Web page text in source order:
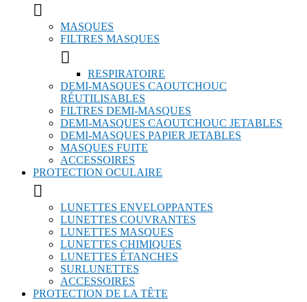

MASQUES
FILTRES MASQUES

RESPIRATOIRE
DEMI-MASQUES CAOUTCHOUC
RÉUTILISABLES
FILTRES DEMI-MASQUES
DEMI-MASQUES CAOUTCHOUC JETABLES
DEMI-MASQUES PAPIER JETABLES
MASQUES FUITE
ACCESSOIRES
PROTECTION OCULAIRE

LUNETTES ENVELOPPANTES
LUNETTES COUVRANTES
LUNETTES MASQUES
LUNETTES CHIMIQUES
LUNETTES ÉTANCHES
SURLUNETTES
ACCESSOIRES
PROTECTION DE LA TÊTE